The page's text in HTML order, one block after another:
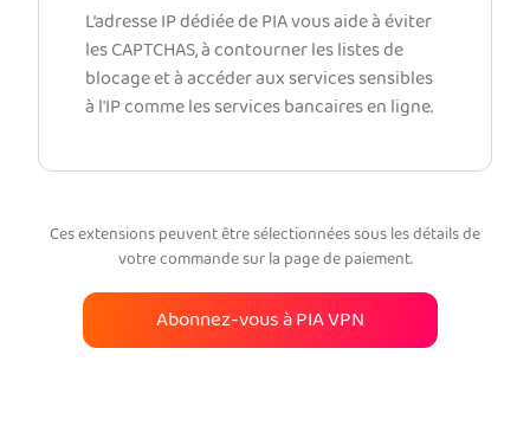
L’adresse IP dédiée de PIA vous aide à éviter
les CAPTCHAS, à contourner les listes de
blocage et à accéder aux services sensibles
à l'IP comme les services bancaires en ligne.
Ces extensions peuvent être sélectionnées sous les détails de
votre commande sur la page de paiement.
Abonnez-vous à PIA VPN